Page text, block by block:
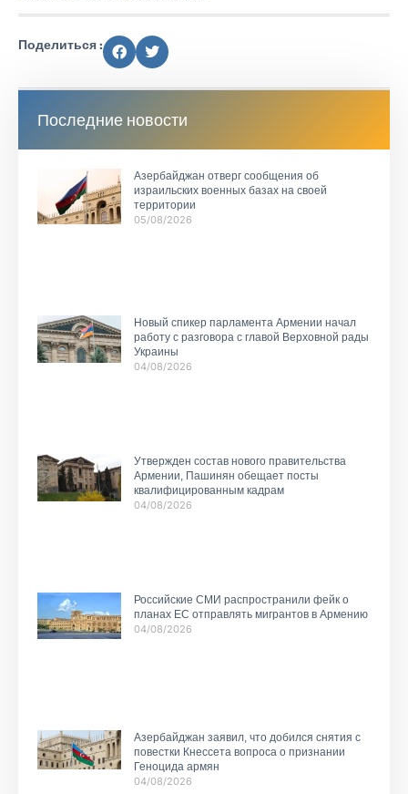
Поделиться :
Последние новости
Азербайджан отверг сообщения об
израильских военных базах на своей
территории
05/08/2026
Новый спикер парламента Армении начал
работу с разговора с главой Верховной рады
Украины
04/08/2026
Утвержден состав нового правительства
Армении, Пашинян обещает посты
квалифицированным кадрам
04/08/2026
Российские СМИ распространили фейк о
планах ЕС отправлять мигрантов в Армению
04/08/2026
Азербайджан заявил, что добился снятия с
повестки Кнессета вопроса о признании
Геноцида армян
04/08/2026